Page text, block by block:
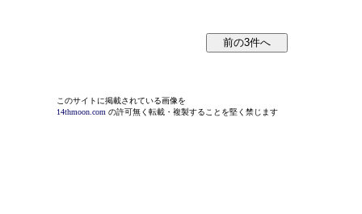
このサイトに掲載されている画像を
14thmoon.com の許可無く転載・複製することを堅く禁じます